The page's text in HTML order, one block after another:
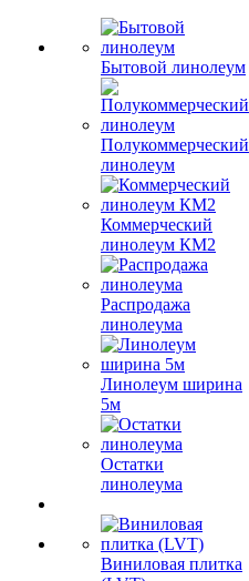
Бытовой линолеум
Полукоммерческий
линолеум
Коммерческий
линолеум КМ2
Распродажа
линолеума
Линолеум ширина
5м
Остатки
линолеума
Виниловая плитка